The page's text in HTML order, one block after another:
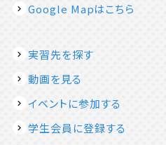
Google Mapはこちら
実習先を探す
動画を見る
イベントに参加する
学生会員に登録する